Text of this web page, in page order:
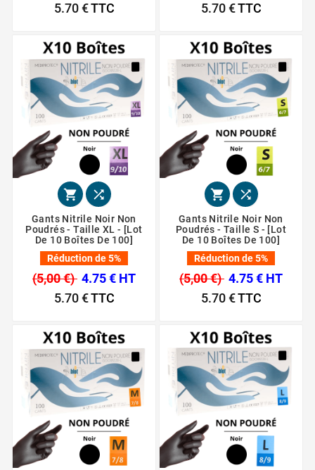
5.70 €TTC
5.70 €TTC
 
Gants Nitrile Noir Non
Poudrés - Taille XL - [Lot
De 10 Boîtes De 100]
Réduction de 5%
(5,00 €) 4.75 € HT
5.70 €TTC
 
Gants Nitrile Noir Non
Poudrés - Taille S - [Lot
De 10 Boîtes De 100]
Réduction de 5%
(5,00 €) 4.75 € HT
5.70 €TTC